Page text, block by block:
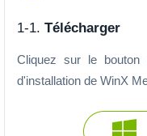
1-1. Télécharger
Cliquez sur le bouton
d'installation de WinX